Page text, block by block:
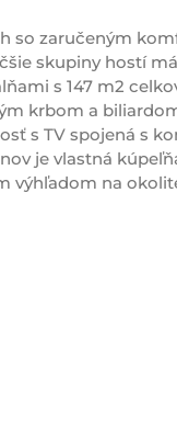
so zaručeným
skupiny hostí
s 147 m2
krbom a
s TV spojená s
je vlastná
výhľadom na